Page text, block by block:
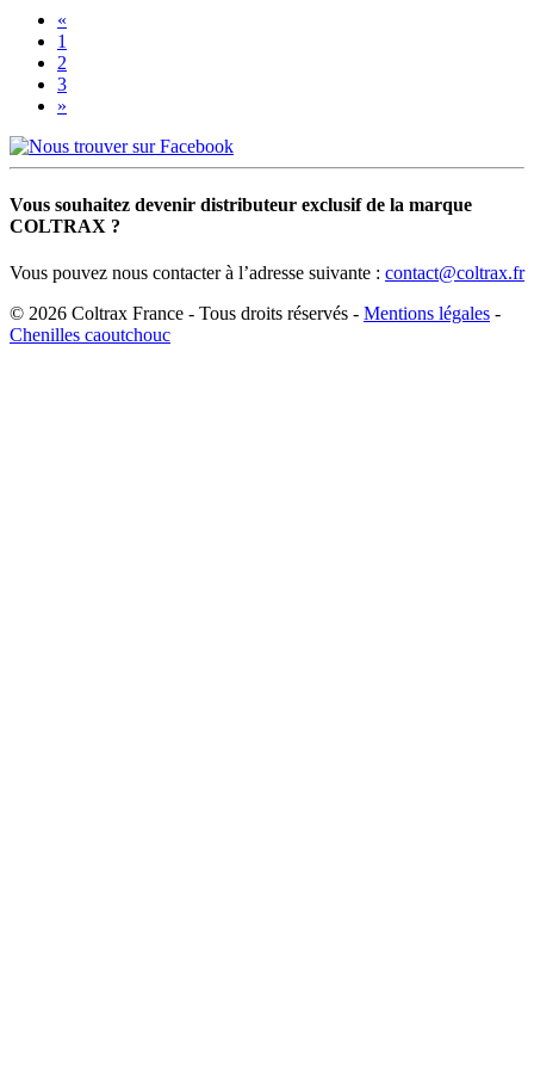
«
1
2
3
»
Vous souhaitez devenir distributeur exclusif de la marque
COLTRAX ?
Vous pouvez nous contacter à l’adresse suivante : contact@coltrax.fr
© 2026 Coltrax France - Tous droits réservés - Mentions légales -
Chenilles caoutchouc